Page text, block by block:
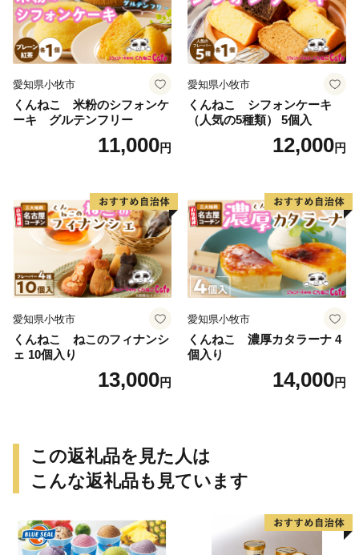
愛知県小牧市
くんねこ 米粉のシフォンケ
ーキ グルテンフリー
11,000円
愛知県小牧市
くんねこ シフォンケーキ
（人気の5種類） 5個入
12,000円
愛知県小牧市
くんねこ ねこのフィナンシ
ェ 10個入り
13,000円
愛知県小牧市
くんねこ 濃厚カタラーナ 4
個入り
14,000円
この返礼品を見た人は
こんな返礼品も見ています